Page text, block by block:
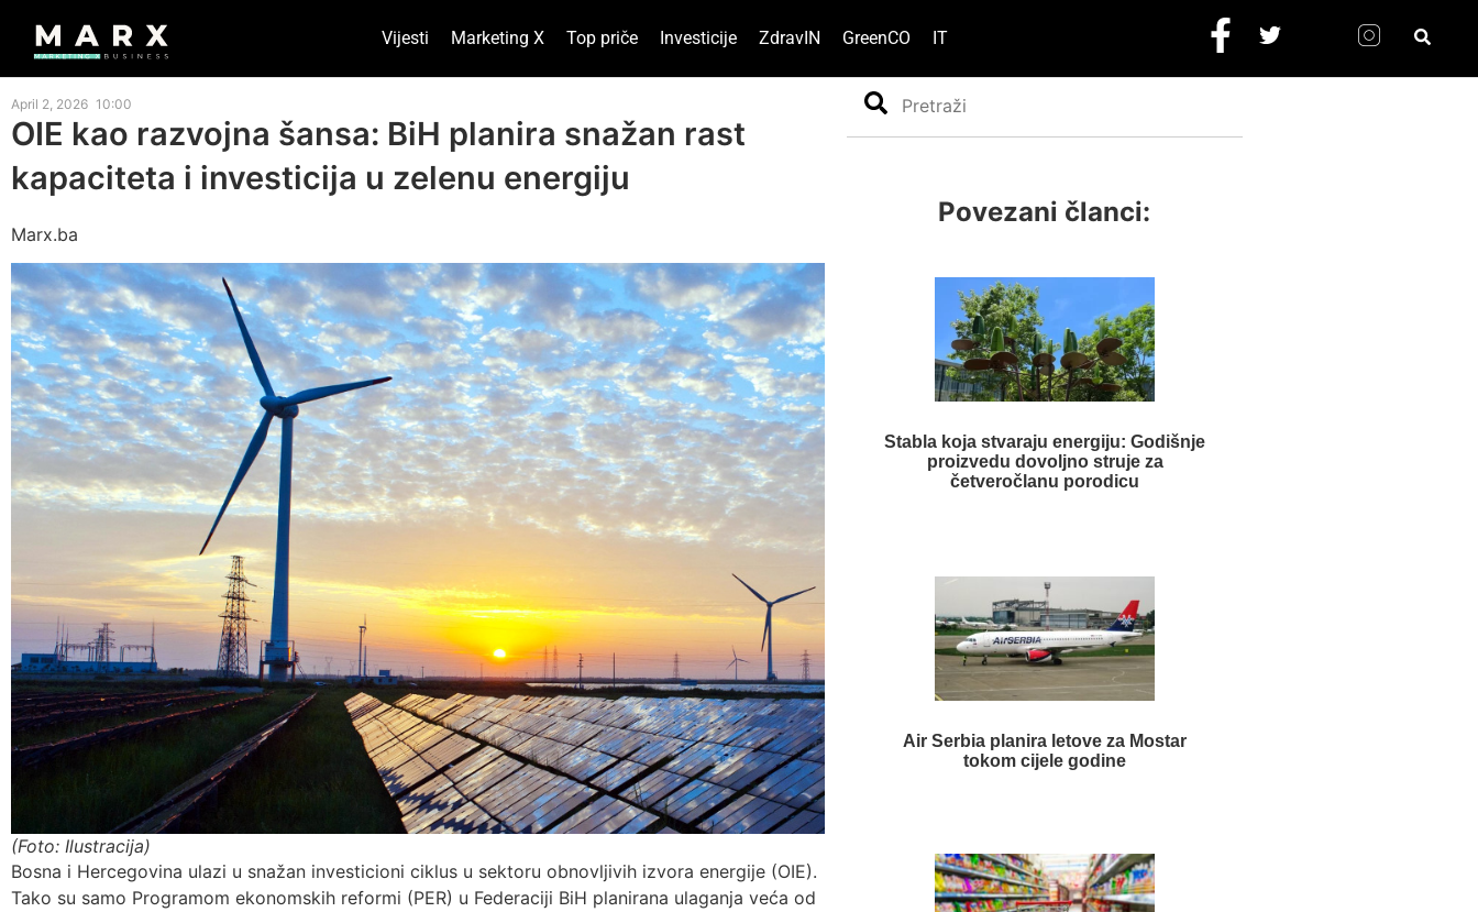
Vijesti Marketing X Top priče Investicije ZdravIN GreenCO IT
April 2, 2026 10:00
OIE kao razvojna šansa: BiH planira snažan rast
kapaciteta i investicija u zelenu energiju
Marx.ba
(Foto: Ilustracija)
Bosna i Hercegovina ulazi u snažan investicioni ciklus u sektoru obnovljivih izvora energije (OIE).
Tako su samo Programom ekonomskih reformi (PER) u Federaciji BiH planirana ulaganja veća od
Search
Povezani članci:
Stabla koja stvaraju energiju: Godišnje
proizvedu dovoljno struje za
četveročlanu porodicu
Air Serbia planira letove za Mostar
tokom cijele godine